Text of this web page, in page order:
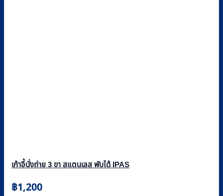
เก้าอี้นั่งถ่าย 3 ขา สแตนเลส พับได้ IPAS
฿1,200